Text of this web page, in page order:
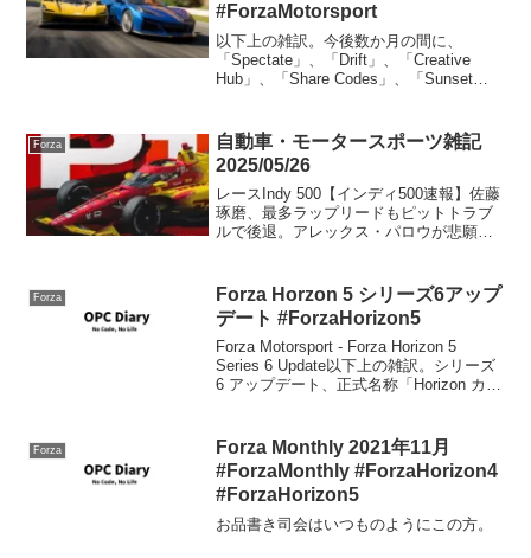
#ForzaMotorsport
以下上の雑訳。今後数か月の間に、
「Spectate」、「Drift」、「Creative
Hub」、「Share Codes」、「Sunset
間、私たちは『...
Forza
自動車・モータースポーツ雑記
2025/05/26
レースIndy 500【インディ500速報】佐藤
琢磨、最多ラップリードもピットトラブ
ルで後退。アレックス・パロウが悲願の
リス500マイルレース 決勝...
Forza
Forza Horzon 5 シリーズ6アップ
デート #ForzaHorizon5
Forza Motorsport - Forza Horizon 5
Series 6 Update以下上の雑訳。シリーズ
6 アップデート、正式名称「Horizon カス
Forza
Forza Monthly 2021年11月
#ForzaMonthly #ForzaHorizon4
#ForzaHorizon5
お品書き司会はいつものようにこの方。